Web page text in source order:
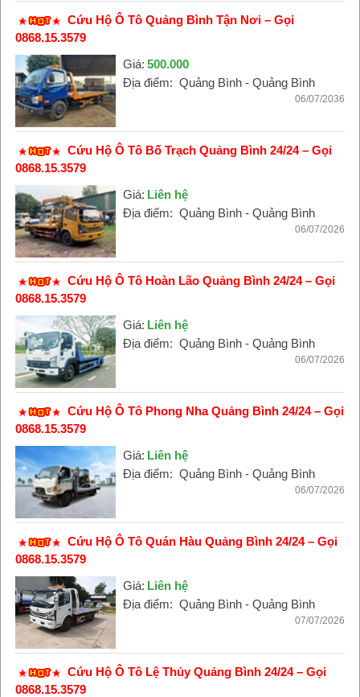
Cứu Hộ Ô Tô Quảng Bình Tận Nơi – Gọi
0868.15.3579
Giá: 500.000
Địa điểm: Quảng Bình - Quảng Bình
06/07/2036
Cứu Hộ Ô Tô Bố Trạch Quảng Bình 24/24 – Gọi
0868.15.3579
Giá: Liên hệ
Địa điểm: Quảng Bình - Quảng Bình
06/07/2026
Cứu Hộ Ô Tô Hoàn Lão Quảng Bình 24/24 – Gọi
0868.15.3579
Giá: Liên hệ
Địa điểm: Quảng Bình - Quảng Bình
06/07/2026
Cứu Hộ Ô Tô Phong Nha Quảng Bình 24/24 – Gọi
0868.15.3579
Giá: Liên hệ
Địa điểm: Quảng Bình - Quảng Bình
06/07/2026
Cứu Hộ Ô Tô Quán Hàu Quảng Bình 24/24 – Gọi
0868.15.3579
Giá: Liên hệ
Địa điểm: Quảng Bình - Quảng Bình
07/07/2026
Cứu Hộ Ô Tô Lệ Thủy Quảng Bình 24/24 – Gọi
0868.15.3579